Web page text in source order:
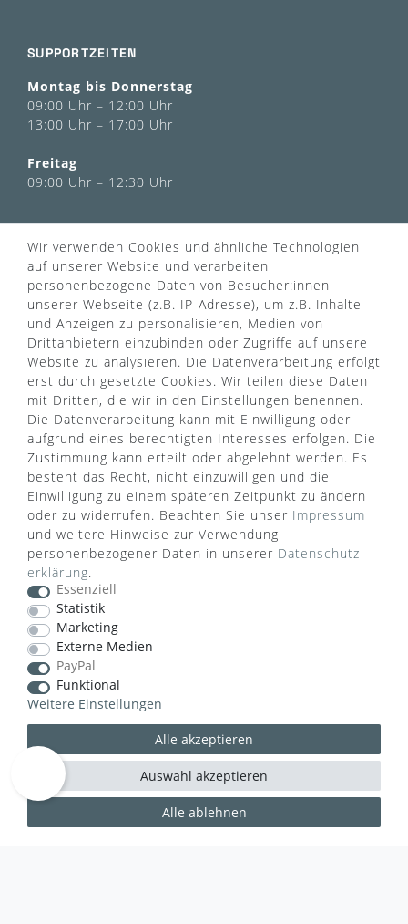
SUPPORTZEITEN
Montag bis Donnerstag
09:00 Uhr – 12:00 Uhr
13:00 Uhr – 17:00 Uhr
Freitag
09:00 Uhr – 12:30 Uhr
Über uns
Kontaktformular
FAQ
Türgriff Lexikon
Widerrufsrecht
Sitemap
AGB
Zahlung & Versand
Datenschutz
Impressum
Rücksendung
Markenwelt
Widerruf erklären
ZAHLUNGSARTEN
VERSANDART
Wir verwenden Cookies und ähnliche Technologien
auf unserer Website und verarbeiten
personenbezogene Daten von Besucher:innen
unserer Webseite (z.B. IP-Adresse), um z.B. Inhalte
und Anzeigen zu personalisieren, Medien von
Drittanbietern einzubinden oder Zugriffe auf unsere
Website zu analysieren. Die Datenverarbeitung erfolgt
erst durch gesetzte Cookies. Wir teilen diese Daten
mit Dritten, die wir in den Einstellungen benennen.
Die Datenverarbeitung kann mit Einwilligung oder
aufgrund eines berechtigten Interesses erfolgen. Die
Zustimmung kann erteilt oder abgelehnt werden. Es
besteht das Recht, nicht einzuwilligen und die
Einwilligung zu einem späteren Zeitpunkt zu ändern
oder zu widerrufen. Beachten Sie unser Impressum
und weitere Hinweise zur Verwendung
personenbezogener Daten in unserer Daten­schutz­
erklärung.
Essenziell
Statistik
Marketing
Externe Medien
PayPal
Funktional
Weitere Einstellungen
Alle akzeptieren
Alle ablehnen
Auswahl akzeptieren